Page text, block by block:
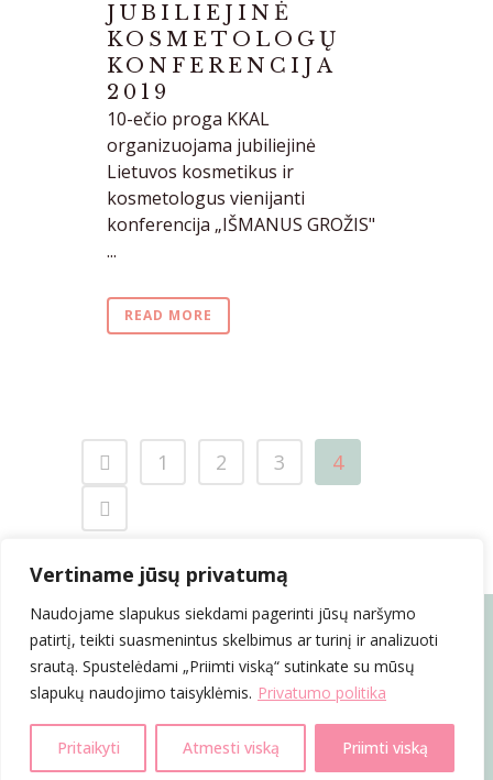
Vertiname jūsų privatumą
Naudojame slapukus siekdami pagerinti jūsų naršymo
patirtį, teikti suasmenintus skelbimus ar turinį ir analizuoti
srautą. Spustelėdami „Priimti viską“ sutinkate su mūsų
slapukų naudojimo taisyklėmis. Privatumo politika
Pritaikyti Atmesti viską Priimti viską
JUBILIEJINĖ
KOSMETOLOGŲ
KONFERENCIJA
2019
10-ečio proga KKAL
organizuojama jubiliejinė
Lietuvos kosmetikus ir
kosmetologus vienijanti
konferencija „IŠMANUS GROŽIS"
...
READ MORE
1 2 3 4
COPYRIGHT 2025 © KOSMETIKŲ IR KOSMETOLOGŲ ASOCIACIJA |
PRIVATUMO POLITIKA